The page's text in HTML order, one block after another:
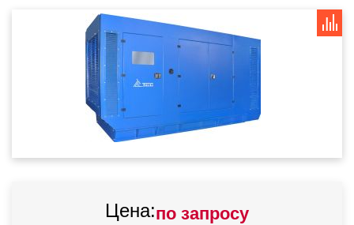
Цена:по запросу